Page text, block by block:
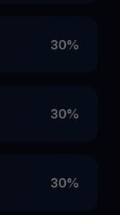
30%
30%
30%